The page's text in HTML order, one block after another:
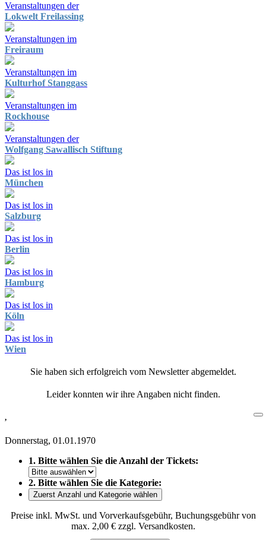
Veranstaltungen der
Lokwelt Freilassing
Veranstaltungen im
Freiraum
Veranstaltungen im
Kulturhof Stanggass
Veranstaltungen im
Rockhouse
Veranstaltungen der
Wolfgang Sawallisch Stiftung
Das ist los in
München
Das ist los in
Salzburg
Das ist los in
Berlin
Das ist los in
Hamburg
Das ist los in
Köln
Das ist los in
Wien
Sie haben sich erfolgreich vom Newsletter abgemeldet.
Leider konnten wir ihre Angaben nicht finden.
,
Donnerstag, 01.01.1970
1. Bitte wählen Sie die Anzahl der Tickets:
2. Bitte wählen Sie die Kategorie:
Zuerst Anzahl und Kategorie wählen
Preise inkl. MwSt. und Vorverkaufsgebühr, Buchungsgebühr von
max. 2,00 € zzgl. Versandkosten.